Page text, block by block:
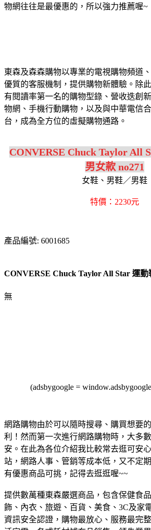
物網往往是最優惠的，所以強力推薦喔~
東森及森森購物以專業的電視購物頻道
優質的客服機制，提供購物新體驗。除
有閱讀率第一名的購物型錄、營收迭創
物網、手機行動購物，以及與中華電信
台，成為全方位的虛擬購物通路。
CONVERSE Chuck Taylor All
男女款 no271
女鞋、男鞋／男鞋
特價：2230元
產品編號: 6001685
CONVERSE Chuck Taylor All Star 運動
無
(adsbygoogle =
網路購物由於可以隨時搜尋、購買想要
利！然而第一次進行網路購物時，大多
安。在此為各位介紹我比較常去逛可安
站，網路人事、管銷等成本低，又不定
有優惠商品可挑，記得去逛逛喔~~
提供數萬種東森嚴選商品，包含保健食
飾、內衣、旅遊、百貨、美食、3C及家
資訊安全認證，購物最放心、服務最完整